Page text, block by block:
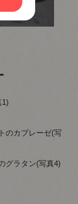
のカプレーゼ(写
ラタン(写真4)